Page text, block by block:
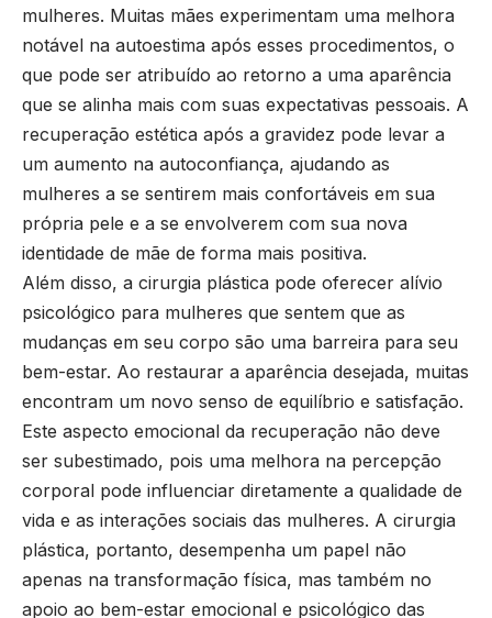
mulheres. Muitas mães experimentam uma melhora
notável na autoestima após esses procedimentos, o
que pode ser atribuído ao retorno a uma aparência
que se alinha mais com suas expectativas pessoais. A
recuperação estética após a gravidez pode levar a
um aumento na autoconfiança, ajudando as
mulheres a se sentirem mais confortáveis em sua
própria pele e a se envolverem com sua nova
identidade de mãe de forma mais positiva.
Além disso, a cirurgia plástica pode oferecer alívio
psicológico para mulheres que sentem que as
mudanças em seu corpo são uma barreira para seu
bem-estar. Ao restaurar a aparência desejada, muitas
encontram um novo senso de equilíbrio e satisfação.
Este aspecto emocional da recuperação não deve
ser subestimado, pois uma melhora na percepção
corporal pode influenciar diretamente a qualidade de
vida e as interações sociais das mulheres. A cirurgia
plástica, portanto, desempenha um papel não
apenas na transformação física, mas também no
apoio ao bem-estar emocional e psicológico das